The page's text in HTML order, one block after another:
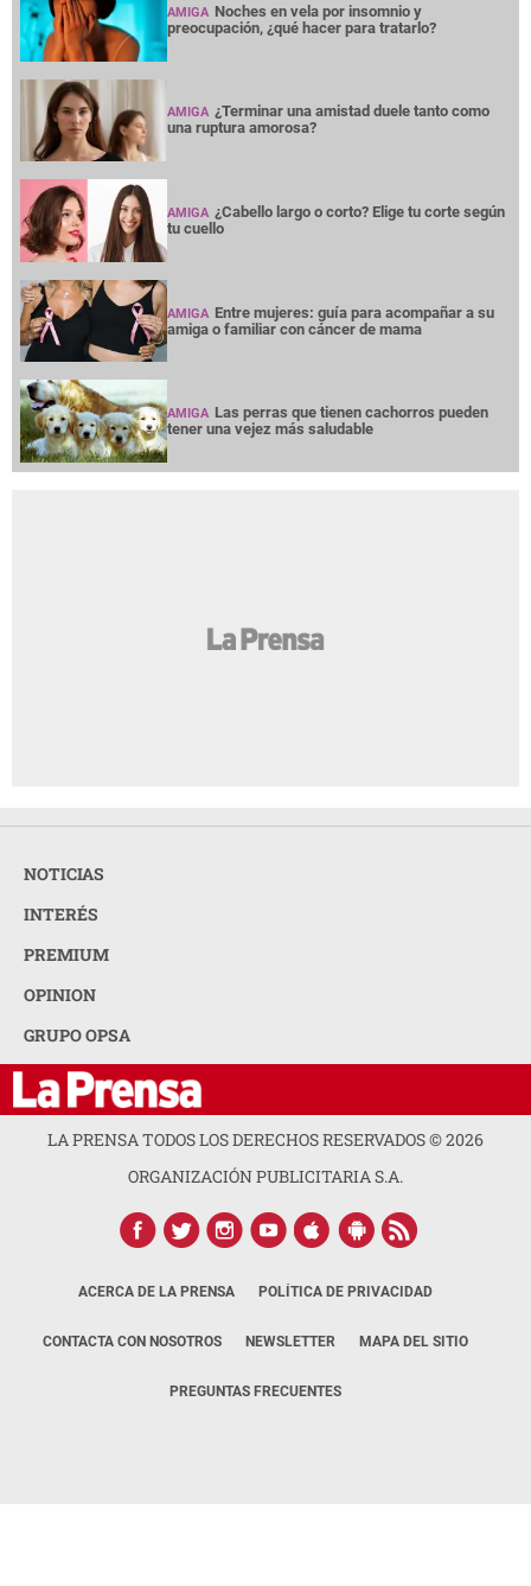
AMIGA Noches en vela por insomnio y
preocupación, ¿qué hacer para tratarlo?
AMIGA ¿Terminar una amistad duele tanto como
una ruptura amorosa?
AMIGA ¿Cabello largo o corto? Elige tu corte según
tu cuello
AMIGA Entre mujeres: guía para acompañar a su
amiga o familiar con cáncer de mama
AMIGA Las perras que tienen cachorros pueden
tener una vejez más saludable
NOTICIAS
INTERÉS
PREMIUM
OPINION
GRUPO OPSA
LA PRENSA TODOS LOS DERECHOS RESERVADOS ©2026
ORGANIZACIÓN PUBLICITARIA S.A.
ACERCA DE LA PRENSA POLÍTICA DE PRIVACIDAD
CONTACTA CON NOSOTROS NEWSLETTER MAPA DEL SITIO
PREGUNTAS FRECUENTES